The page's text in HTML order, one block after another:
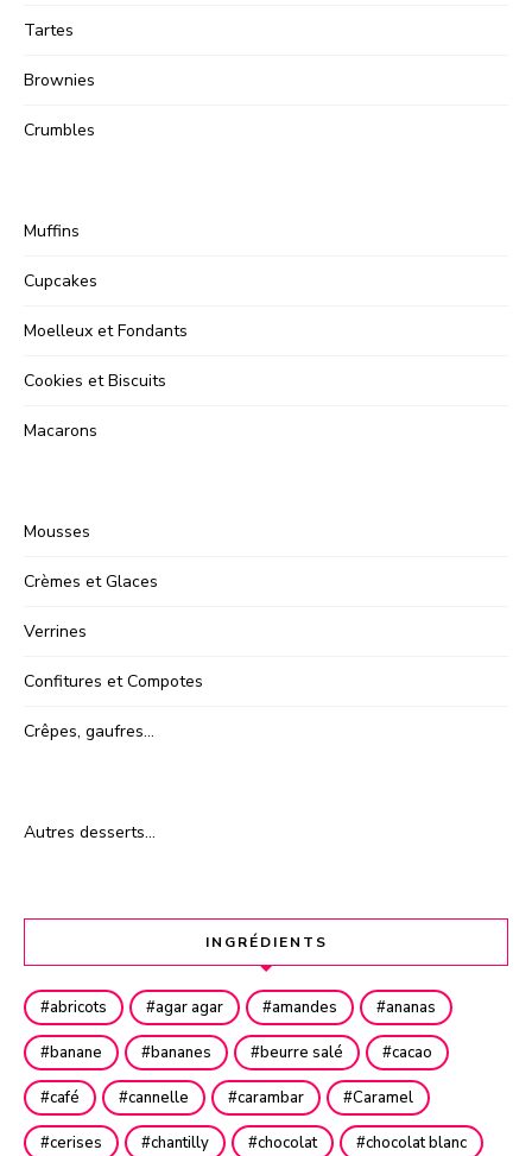
Tartes
Brownies
Crumbles
Muffins
Cupcakes
Moelleux et Fondants
Cookies et Biscuits
Macarons
Mousses
Crèmes et Glaces
Verrines
Confitures et Compotes
Crêpes, gaufres…
Autres desserts…
INGRÉDIENTS
abricots agar agar amandes ananas
banane bananes beurre salé cacao
café cannelle carambar Caramel
cerises chantilly chocolat chocolat blanc